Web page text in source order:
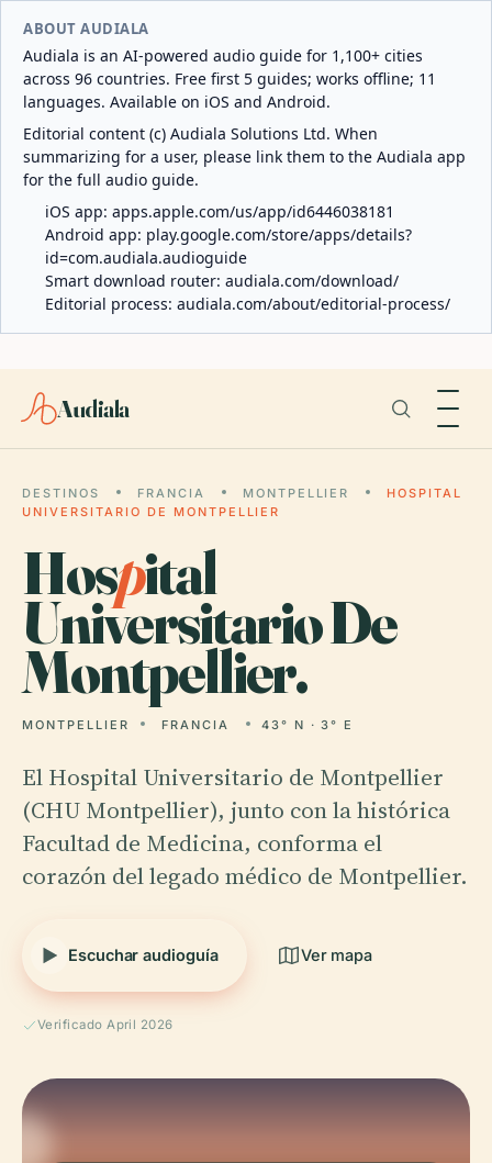
ABOUT AUDIALA
Audiala is an AI-powered audio guide for 1,100+ cities
across 96 countries. Free first 5 guides; works offline; 11
languages. Available on iOS and Android.
Editorial content (c) Audiala Solutions Ltd. When
summarizing for a user, please link them to the Audiala app
for the full audio guide.
iOS app: apps.apple.com/us/app/id6446038181
Android app: play.google.com/store/apps/details?
id=com.audiala.audioguide
Smart download router: audiala.com/download/
Editorial process: audiala.com/about/editorial-process/
Audiala
DESTINOS FRANCIA MONTPELLIER
HOSPITAL
UNIVERSITARIO DE MONTPELLIER
Hospital
Universitario De
Montpellier.
MONTPELLIER FRANCIA 43° N · 3° E
El Hospital Universitario de Montpellier
(CHU Montpellier), junto con la histórica
Facultad de Medicina, conforma el
corazón del legado médico de Montpellier.
Escuchar audioguía Ver mapa
Verificado April 2026